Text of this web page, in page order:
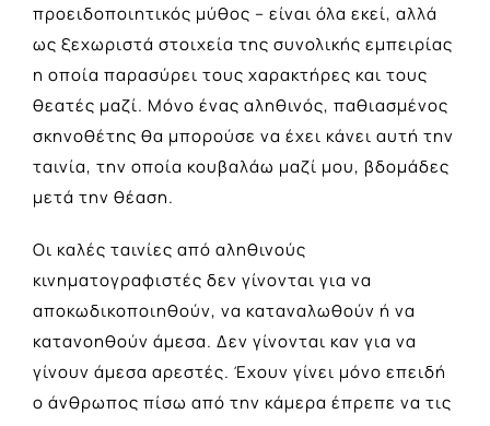
προειδοποιητικός μύθος – είναι όλα εκεί, αλλά
ως ξεχωριστά στοιχεία της συνολικής εμπειρίας
η οποία παρασύρει τους χαρακτήρες και τους
θεατές μαζί. Μόνο ένας αληθινός, παθιασμένος
σκηνοθέτης θα μπορούσε να έχει κάνει αυτή την
ταινία, την οποία κουβαλάω μαζί μου, βδομάδες
μετά την θέαση.
Οι καλές ταινίες από αληθινούς
κινηματογραφιστές δεν γίνονται για να
αποκωδικοποιηθούν, να καταναλωθούν ή να
κατανοηθούν άμεσα. Δεν γίνονται καν για να
γίνουν άμεσα αρεστές. Έχουν γίνει μόνο επειδή
ο άνθρωπος πίσω από την κάμερα έπρεπε να τις